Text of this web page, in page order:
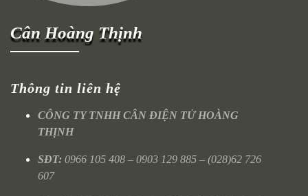
Cân Hoàng Thịnh
Thông tin liên hệ
CÔNG TY TNHH CÂN ĐIỆN TỬ HOÀNG
THỊNH
SĐT: 0966 105 408 – 0903 129 885 – (028)62 726
607